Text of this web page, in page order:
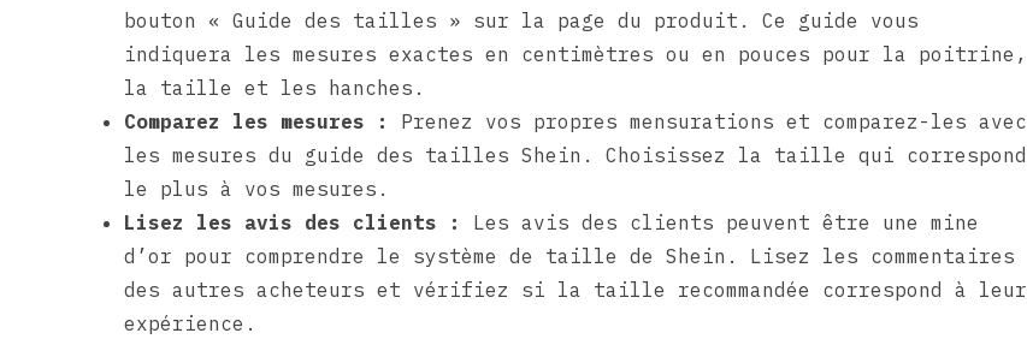
bouton « Guide des tailles » sur la page du produit. Ce guide vous
indiquera les mesures exactes en centimètres ou en pouces pour la poitrine,
la taille et les hanches.
Comparez les mesures :
Prenez vos propres mensurations et comparez-les avec
les mesures du guide des tailles Shein. Choisissez la taille qui correspond
le plus à vos mesures.
Lisez les avis des clients :
Les avis des clients peuvent être une mine
d’or pour comprendre le système de taille de Shein. Lisez les commentaires
des autres acheteurs et vérifiez si la taille recommandée correspond à leur
expérience.